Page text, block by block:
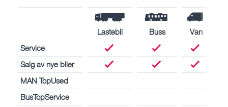
Lastebil Buss
Van
Service
Salg av nye biler
MAN TopUsed
BusTopService